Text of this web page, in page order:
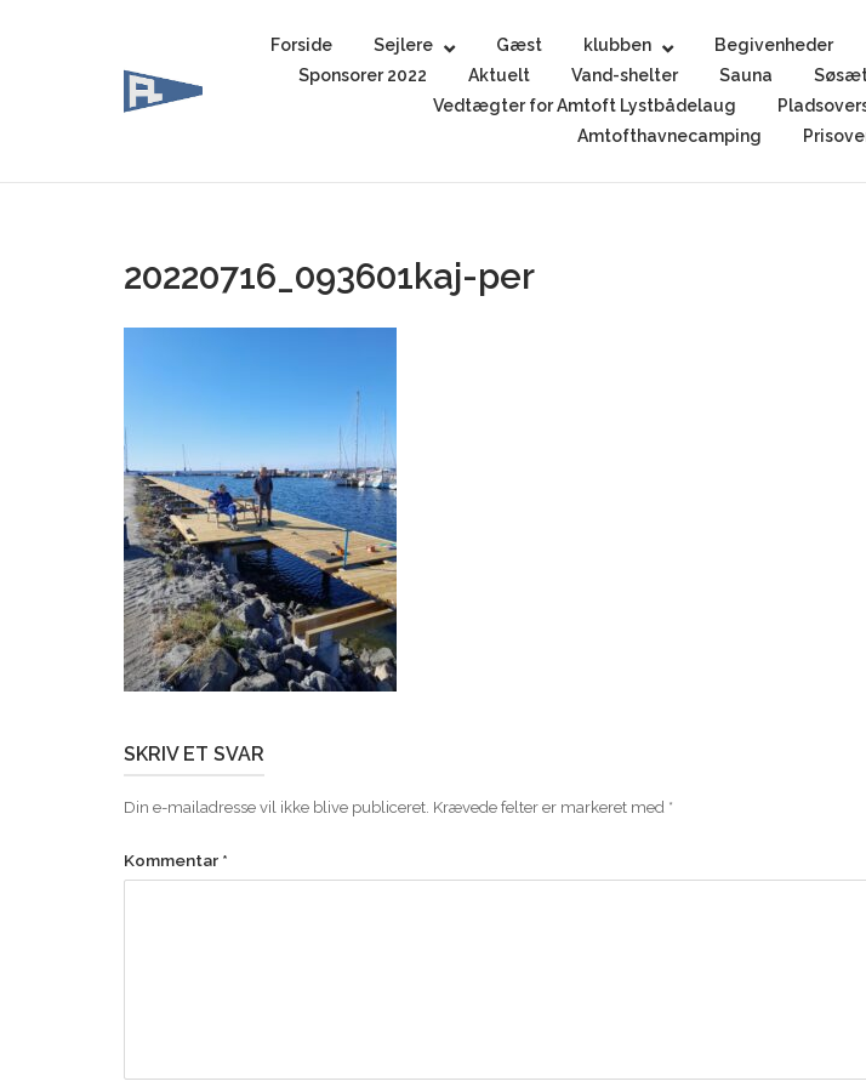
Forside Sejlere Gæst klubben Begivenheder
Sponsorer 2022
Aktuelt Vand-shelter Sauna
Vedtægter for Amtoft Lystbådelaug
Amtofthavnecamping
20220716_093601kaj-per
SKRIV ET SVAR
Din e-mailadresse vil ikke blive publiceret. Krævede felter er markeret med *
Kommentar *